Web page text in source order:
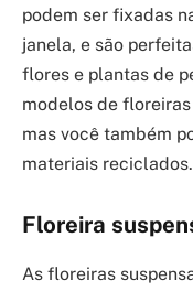
podem ser fixadas
janela, e são
flores e plantas de
modelos de
mas você também
materiais reciclados.
Floreira
As floreiras